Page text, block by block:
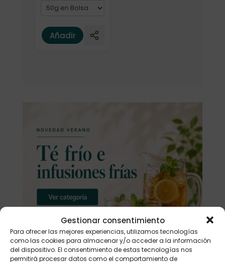
Gestionar consentimiento
Para ofrecer las mejores experiencias, utilizamos tecnologías
como las cookies para almacenar y/o acceder a la información
del dispositivo. El consentimiento de estas tecnologías nos
permitirá procesar datos como el comportamiento de
Añadir